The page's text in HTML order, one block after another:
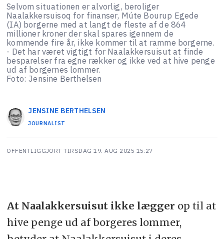
Selvom situationen er alvorlig, beroliger
Naalakkersuisoq for finanser, Múte Bourup Egede
(IA) borgerne med at langt de fleste af de 864
millioner kroner der skal spares igennem de
kommende fire år, ikke kommer til at ramme borgerne.
- Det har været vigtigt for Naalakkersuisut at finde
besparelser fra egne rækker og ikke ved at hive penge
ud af borgernes lommer.
Foto: Jensine Berthelsen
JENSINE BERTHELSEN
JOURNALIST
OFFENTLIGGJORT TIRSDAG 19. AUG 2025 15:27
At Naalakkersuisut ikke lægger op til at
hive penge ud af borgeres lommer,